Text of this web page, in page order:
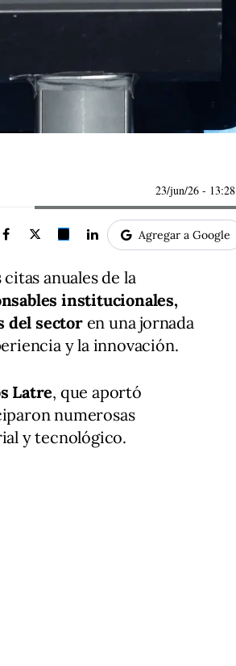
23/jun/26 - 13:28
Agregar a Google
anuales de la
institucionales,
del sectoren una jornada
y la innovación.
Latre, que aportó
numerosas
y tecnológico.